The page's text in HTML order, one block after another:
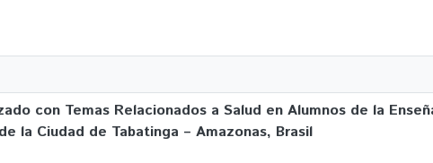
con Temas Relacionados a Salud en Alumnos de la
la Ciudad de Tabatinga – Amazonas, Brasil